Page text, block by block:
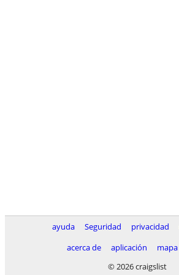
ayuda Seguridad privacidad
acerca de
aplicación
© 2026 craigslist